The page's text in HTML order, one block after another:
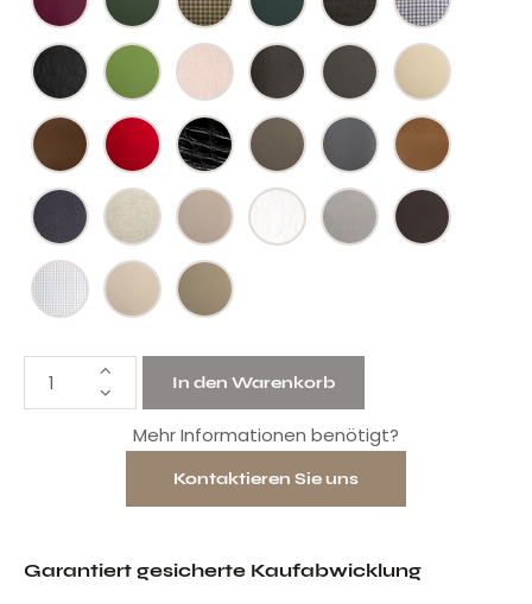
In den Warenkorb
Mehr Informationen benötigt?
Kontaktieren Sie uns
Garantiert gesicherte Kaufabwicklung